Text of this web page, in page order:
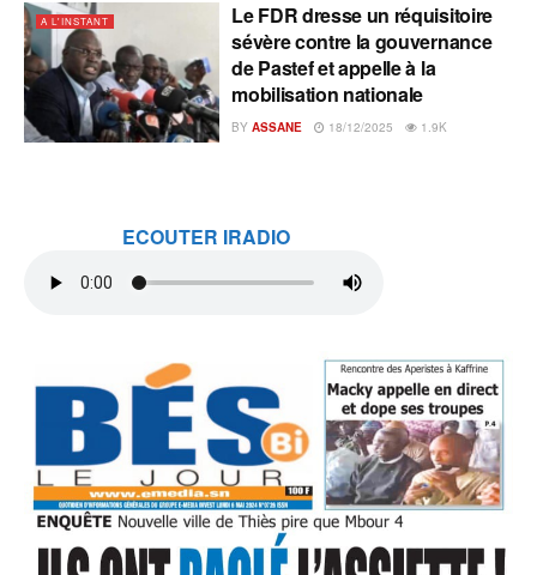
A L'INSTANT
Le FDR dresse un réquisitoire
sévère contre la gouvernance
de Pastef et appelle à la
mobilisation nationale
BY ASSANE 18/12/2025 1.9K
ECOUTER IRADIO